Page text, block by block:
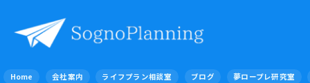
Home 会社案内 ライフプラン相談室 ブログ 夢ロープレ研究室